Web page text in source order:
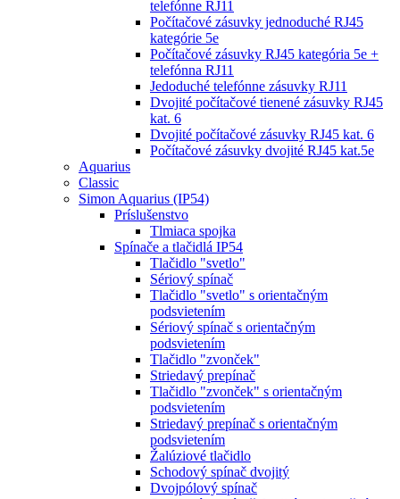
telefónne RJ11
Počítačové zásuvky jednoduché RJ45
kategórie 5e
Počítačové zásuvky RJ45 kategória 5e +
telefónna RJ11
Jedoduché telefónne zásuvky RJ11
Dvojité počítačové tienené zásuvky RJ45
kat. 6
Dvojité počítačové zásuvky RJ45 kat. 6
Počítačové zásuvky dvojité RJ45 kat.5e
Aquarius
Classic
Simon Aquarius (IP54)
Príslušenstvo
Tlmiaca spojka
Spínače a tlačidlá IP54
Tlačidlo "svetlo"
Sériový spínač
Tlačidlo "svetlo" s orientačným
podsvietením
Sériový spínač s orientačným
podsvietením
Tlačidlo "zvonček"
Striedavý prepínač
Tlačidlo "zvonček" s orientačným
podsvietením
Striedavý prepínač s orientačným
podsvietením
Žalúziové tlačidlo
Schodový spínač dvojitý
Dvojpólový spínač